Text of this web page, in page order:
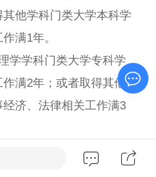
他学科门类大学本科学
满1年。
学学科门类大学专科学
满2年；或者取得其他学
济、法律相关工作满3
，不得报名参加税务师职